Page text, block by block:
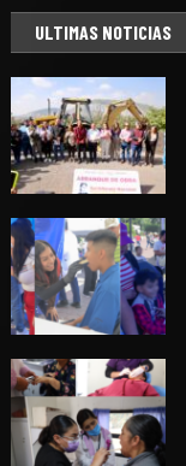
ULTIMAS NOTICIAS